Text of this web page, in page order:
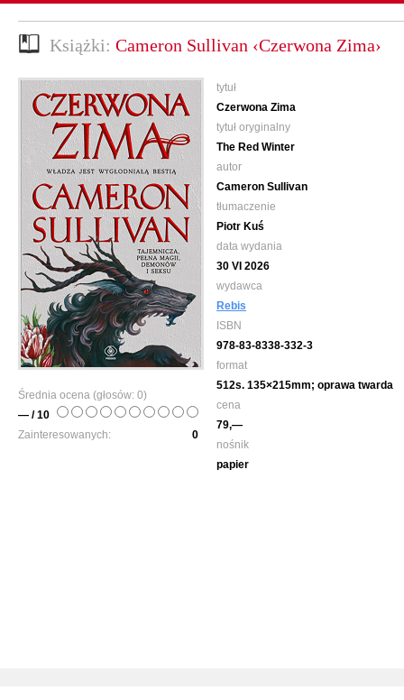
Książki: Cameron Sullivan ‹Czerwona Zima›
Średnia ocena (głosów: 0)
— / 10
0
Zainteresowanych:
tytuł
Czerwona Zima
tytuł oryginalny
The Red Winter
autor
Cameron Sullivan
tłumaczenie
Piotr Kuś
data wydania
30 VI 2026
wydawca
Rebis
ISBN
978-83-8338-332-3
format
512s. 135×215mm; oprawa twarda
cena
79,—
nośnik
papier